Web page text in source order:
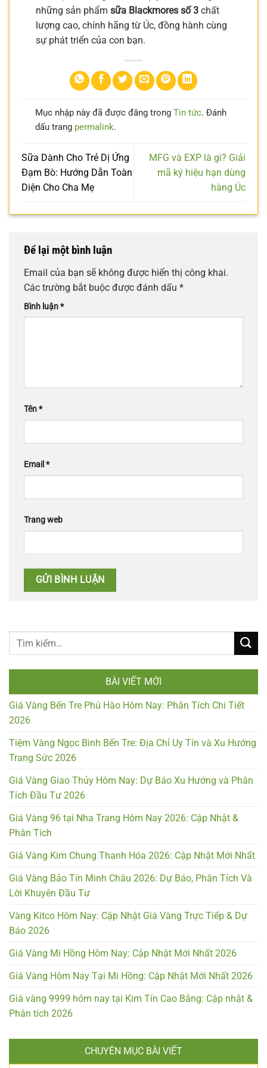
những sản phẩm sữa Blackmores số 3 chất
lượng cao, chính hãng từ Úc, đồng hành cùng
sự phát triển của con bạn.
Mục nhập này đã được đăng trong Tin tức. Đánh
dấu trang permalink.
Sữa Dành Cho Trẻ Dị Ứng
Đạm Bò: Hướng Dẫn Toàn
Diện Cho Cha Mẹ
MFG và EXP là gì? Giải
mã ký hiệu hạn dùng
hàng Úc
Để lại một bình luận
Email của bạn sẽ không được hiển thị công khai.
Các trường bắt buộc được đánh dấu *
Bình luận*
Tên*
Email *
Trang web
BÀI VIẾT MỚI
Giá Vàng Bến Tre Phú Hào Hôm Nay: Phân Tích Chi Tiết
2026
Tiệm Vàng Ngọc Bình Bến Tre: Địa Chỉ Uy Tín và Xu Hướng
Trang Sức 2026
Giá Vàng Giao Thủy Hôm Nay: Dự Báo Xu Hướng và Phân
Tích Đầu Tư 2026
Giá Vàng 96 tại Nha Trang Hôm Nay 2026: Cập Nhật &
Phân Tích
Giá Vàng Kim Chung Thanh Hóa 2026: Cập Nhật Mới Nhất
Giá Vàng Bảo Tín Minh Châu 2026: Dự Báo, Phân Tích Và
Lời Khuyên Đầu Tư
Vàng Kitco Hôm Nay: Cập Nhật Giá Vàng Trực Tiếp & Dự
Báo 2026
Giá Vàng Mi Hồng Hôm Nay: Cập Nhật Mới Nhất 2026
Giá Vàng Hôm Nay Tại Mi Hồng: Cập Nhật Mới Nhất 2026
Giá vàng 9999 hôm nay tại Kim Tín Cao Bằng: Cập nhật &
Phân tích 2026
CHUYÊN MỤC BÀI VIẾT